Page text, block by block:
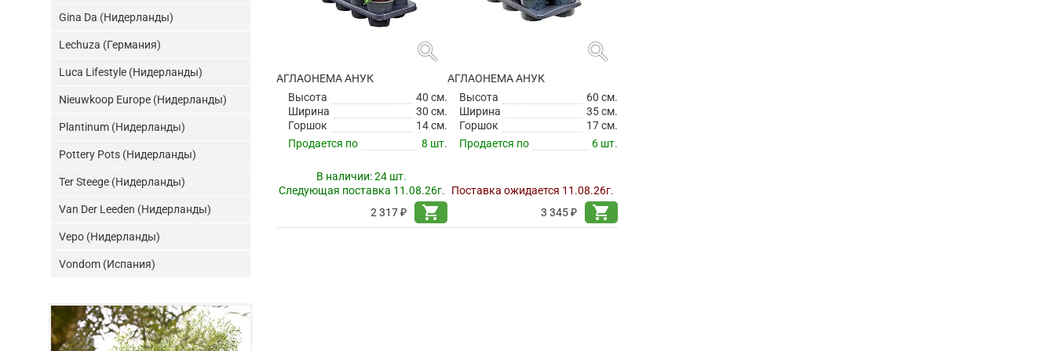
search
АГЛАОНЕМА АНУК
Высота
40 см.
Ширина
30 см.
Горшок
14 см.
Продается по
8 шт.
В наличии:24 шт.
Следующая поставка 11.08.26г.
2 317 ₽
shopping_cart
search
АГЛАОНЕМА АНУК
Высота
60 см.
Ширина
35 см.
Горшок
17 см.
Продается по
6 шт.
Поставка ожидается 11.08.26г.
3 345 ₽
shopping_cart
Gina Da (Нидерланды)
Lechuza (Германия)
Luca Lifestyle (Нидерланды)
Nieuwkoop Europe (Нидерланды)
Plantinum (Нидерланды)
Pottery Pots (Нидерланды)
Ter Steege (Нидерланды)
Van Der Leeden (Нидерланды)
Vepo (Нидерланды)
Vondom (Испания)